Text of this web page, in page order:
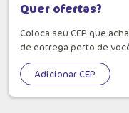
Quer ofertas?
Coloca seu CEP que
de entrega perto de
Adicionar CEP